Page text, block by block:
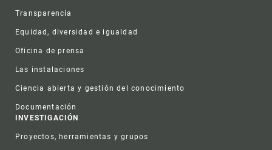
Transparencia
Equidad, diversidad e igualdad
Oficina de prensa
Las instalaciones
Ciencia abierta y gestión del conocimiento
Documentación
INVESTIGACIÓN
Proyectos, herramientas y grupos